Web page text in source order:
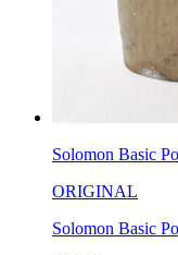
Solomon Basic
ORIGINAL
Solomon Basic